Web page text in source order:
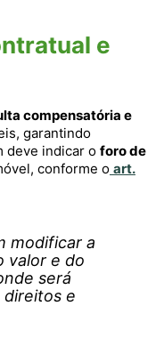
e
compensatória e
garantindo
deve indicar o foro de
conforme o art.
modificar a
valor e do
será
direitos e